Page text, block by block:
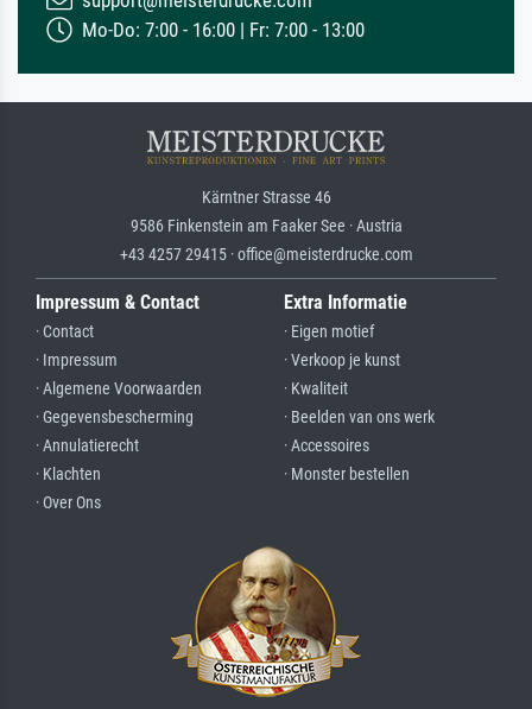
Mo-Do: 7:00 - 16:00 | Fr: 7:00 - 13:00
Kärntner Strasse 46
9586 Finkenstein am Faaker See · Austria
+43 4257 29415 · office@meisterdrucke.com
Impressum & Contact
· Contact
· Impressum
· Algemene Voorwaarden
· Gegevensbescherming
· Annulatierecht
· Klachten
· Over Ons
Extra Informatie
· Eigen motief
· Verkoop je kunst
· Kwaliteit
· Beelden van ons werk
· Accessoires
· Monster bestellen